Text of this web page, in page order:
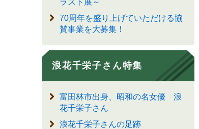
ラスト展～
70周年を盛り上げていただける協
賛事業を大募集！
浪花千栄子さん特集
富田林市出身、昭和の名女優 浪
花千栄子さん
浪花千栄子さんの足跡